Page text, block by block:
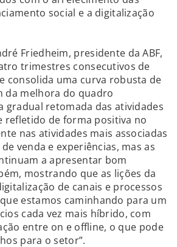
social e a digitalização
Friedheim, presidente da ABF,
trimestres consecutivos de
consolida uma curva robusta de
da melhora do quadro
gradual retomada das atividades
refletido de forma positiva no
nas atividades mais associadas
venda e experiências, mas as
a apresentar bom
mostrando que as lições da
de canais e processos
estamos caminhando para um
cada vez mais híbrido, com
entre on e offline, o que pode
para o setor”.